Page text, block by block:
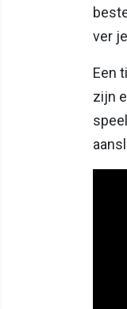
ver
Een
zijn